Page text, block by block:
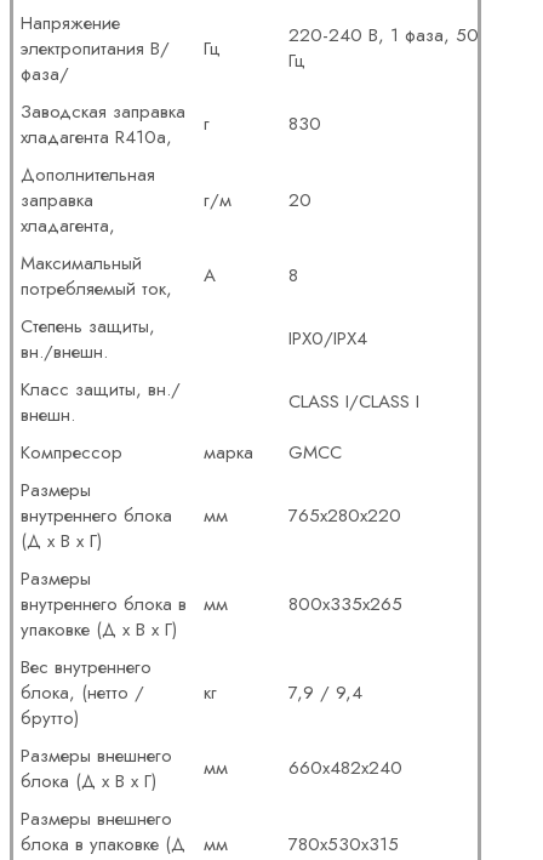
Напряжение
электропитания В/
фаза/
Гц
220-240 В, 1 фаза, 50
Гц
Заводская заправка
хладагента R410a,
г
830
Дополнительная
заправка
хладагента,
г/м 20
Максимальный
потребляемый ток,
А
8
Степень защиты,
вн./внешн.
IPX0/IPX4
Класс защиты, вн./
внешн.
CLASS I/CLASS I
Компрессор
марка
GMCC
Размеры
внутреннего блока
(Д x В x Г)
мм 765x280x220
Размеры
внутреннего блока в
упаковке (Д x В x Г)
мм 800x335x265
Вес внутреннего
блока, (нетто /
брутто)
кг 7,9 / 9,4
Размеры внешнего
блока (Д x В x Г)
мм
660x482x240
Размеры внешнего
блока в упаковке (Д
мм 780x530x315